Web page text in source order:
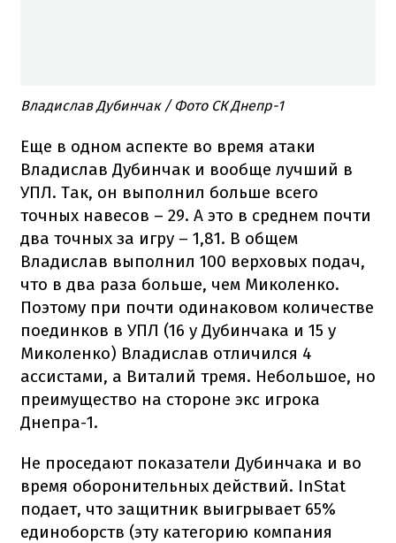
Владислав Дубинчак / Фото СК Днепр-1
Еще в одном аспекте во время атаки
Владислав Дубинчак и вообще лучший в
УПЛ. Так, он выполнил больше всего
точных навесов – 29. А это в среднем почти
два точных за игру – 1,81. В общем
Владислав выполнил 100 верховых подач,
что в два раза больше, чем Миколенко.
Поэтому при почти одинаковом количестве
поединков в УПЛ (16 у Дубинчака и 15 у
Миколенко) Владислав отличился 4
ассистами, а Виталий тремя. Небольшое, но
преимущество на стороне экс игрока
Днепра-1.
Не проседают показатели Дубинчака и во
время оборонительных действий. InStat
подает, что защитник выигрывает 65%
единоборств (эту категорию компания